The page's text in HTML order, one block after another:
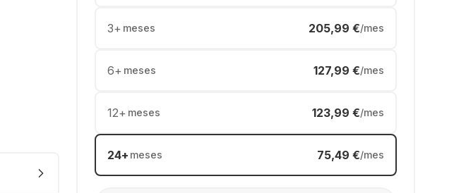
3+ meses 205,99 €/mes
6+ meses 127,99 €/mes
12+ meses 123,99 €/mes
24+ meses 75,49 €/mes